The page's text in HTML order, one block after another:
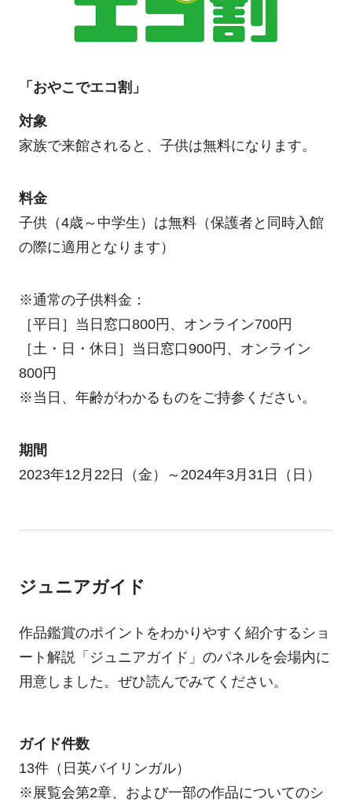
「おやこでエコ割」
対象
家族で来館されると、子供は無料になります。
料金
子供（4歳～中学生）は無料（保護者と同時入館
の際に適用となります）
※通常の子供料金：
［平日］当日窓口800円、オンライン700円
［土・日・休日］当日窓口900円、オンライン
800円
※当日、年齢がわかるものをご持参ください。
期間
2023年12月22日（金）～2024年3月31日（日）
ジュニアガイド
作品鑑賞のポイントをわかりやすく紹介するショ
ート解説「ジュニアガイド」のパネルを会場内に
用意しました。ぜひ読んでみてください。
ガイド件数
13件（日英バイリンガル）
※展覧会第2章、および一部の作品についてのシ